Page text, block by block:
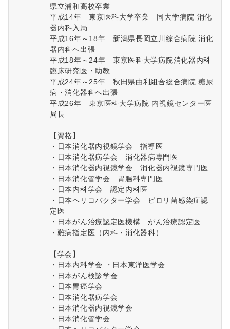
県立浦和高校卒業
平成14年 東京医科大学卒業 同大学病院 消化
器内科入局
平成16年～18年 新潟県長岡立川綜合病院 消化
器内科へ出張
平成18年～24年 東京医科大学病院消化器内科
臨床研究医・助教
平成24年～25年 秋田県由利組合総合病院 糖尿
病・消化器科へ出張
平成26年 東京医科大学病院 内視鏡センター医
局長
【資格】
・日本消化器内視鏡学会 指導医
・日本消化器病学会 消化器病専門医
・日本消化器内視鏡学会 消化器内視鏡専門医
・日本消化管学会 胃腸科専門医
・日本内科学会 認定内科医
・日本ヘリコバクター学会 ピロリ菌感染症認
定医
・日本がん治療認定医機構 がん治療認定医
・難病指定医（内科・消化器科）
【学会】
・日本内科学会 ・日本東洋医学会
・日本がん検診学会
・日本胃癌学会
・日本消化器病学会
・日本消化器内視鏡学会
・日本消化管学会